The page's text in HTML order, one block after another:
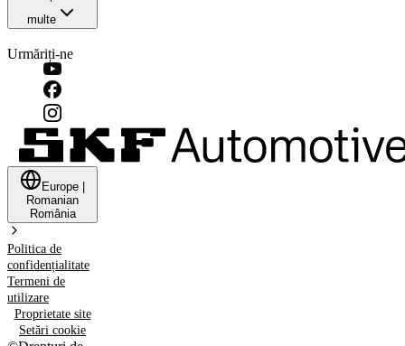
multe
Urmăriți-ne
Europe
Romanian
România
Politica de
confidențialitate
Termeni de
utilizare
Proprietate site
Setări cookie